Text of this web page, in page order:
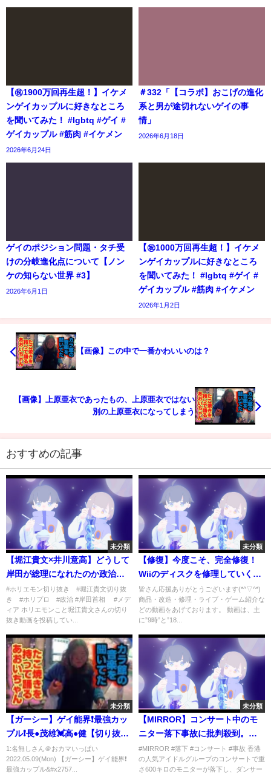
【㊗️1900万回再生超！】イケメ
ンゲイカップルに好きなところ
を聞いてみた！ #lgbtq #ゲイ #
ゲイカップル #筋肉 #イケメン
2026年6月24日
＃332「【コラボ】おこげの進化
系と男が途切れないゲイの事
情」
2026年6月18日
ゲイのポジション問題・タチ受
けの分岐進化点について【ノン
ケの知らない世界 #3】
2026年6月1日
【㊗️1000万回再生超！】イケメ
ンゲイカップルに好きなところ
を聞いてみた！ #lgbtq #ゲイ #
ゲイカップル #筋肉 #イケメン
2026年1月2日
【画像】この中で一番かわいいのは？
【画像】上原亜衣であったもの、上原亜衣ではない
別の上原亜衣になってしまう
おすすめの記事
未分類
【堀江貴文×井川意高】どうして
岸田が総理になれたのか政治を
操っている黒幕を暴露します
【切り抜き】
#ホリエモン切り抜き #堀江貴文切り抜
き #ホリプロ #政治 #岸田首相 #メデ
ィア ホリエモンこと堀江貴文さんの切り
抜き動画を投稿してい...
未分類
【修復】今度こそ、完全修復！
Wiiのディスクを修理していく！
あんまんはぶどう？好き！【研
磨・耐水ペーカー】
皆さん応援ありがとうございます(*^▽^*)
商品・改造・修理・ライブ・ゲーム紹介な
どの動画をあげております。 動画は、主
に”9時”と”18...
未分類
【ガーシー】ゲイ能界❗️最強カッ
プル❗️長●茂雄💓高●健【切り抜
き】
1:名無しさん＠おカマいっぱい
2022.05.09(Mon) 【ガーシー】ゲイ能界❗️
最強カップル&#x2757...
未分類
【MIRROR】コンサート中のモ
ニター落下事故に批判殺到。許
せない。【香港】【ミラー】
update
#MIRROR #落下 #コンサート #事故 香港
の人気アイドルグループのコンサートで重
さ600キロのモニターが落下し、ダンサー